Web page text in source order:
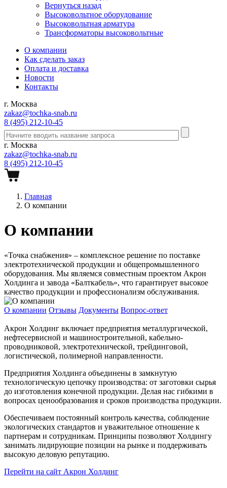
Вернуться назад
Высоковольтное оборудование
Высоковольтная арматура
Трансформаторы высоковольтные
О компании
Как сделать заказ
Оплата и доставка
Новости
Контакты
г. Москва
zakaz@tochka-snab.ru
8 (495) 212-10-45
г. Москва
zakaz@tochka-snab.ru
8 (495) 212-10-45
Главная
О компании
О компании
«Точка снабжения» – комплексное решение по поставке
электротехнической продукции и общепромышленного
оборудования. Мы являемся совместным проектом Акрон
Холдинга и завода «Балткабель», что гарантирует высокое
качество продукции и профессионализм обслуживания.
О компании Отзывы Документы Вопрос-ответ
Акрон Холдинг включает предприятия металлургической,
нефтесервисной и машиностроительной, кабельно-
проводниковой, электротехнической, трейдинговой,
логистической, полимерной направленности.
Предприятия Холдинга объединены в замкнутую
технологическую цепочку производства: от заготовки сырья
до изготовления конечной продукции. Делая нас гибкими в
вопросах ценообразования и сроков производства продукции.
Обеспечиваем постоянный контроль качества, соблюдение
экологических стандартов и уважительное отношение к
партнерам и сотрудникам. Принципы позволяют Холдингу
занимать лидирующие позиции на рынке и поддерживать
высокую деловую репутацию.
Перейти на сайт Акрон Холдинг